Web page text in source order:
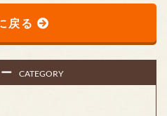
戻る
CATEGORY